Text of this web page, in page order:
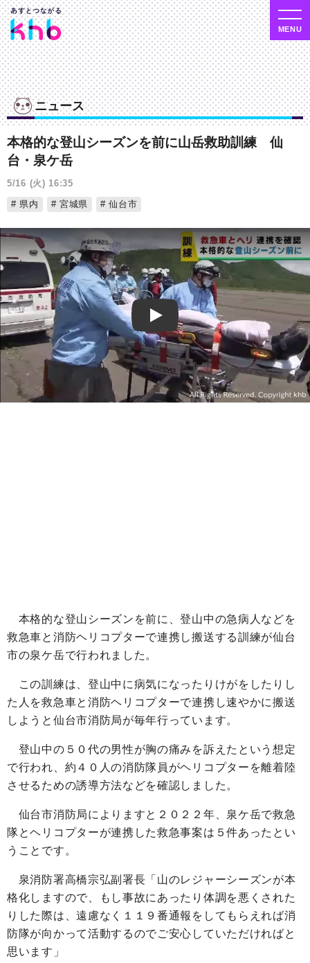
ニュース
本格的な登山シーズンを前に山岳救助訓練 仙
台・泉ケ岳
5/16 (火) 16:35
県内
宮城県 仙台市
Play
本格的な登山シーズンを前に、登山中の急病人などを
救急車と消防ヘリコプターで連携し搬送する訓練が仙台
市の泉ケ岳で行われました。
この訓練は、登山中に病気になったりけがをしたりし
た人を救急車と消防ヘリコプターで連携し速やかに搬送
しようと仙台市消防局が毎年行っています。
登山中の５０代の男性が胸の痛みを訴えたという想定
で行われ、約４０人の消防隊員がヘリコプターを離着陸
させるための誘導方法などを確認しました。
仙台市消防局によりますと２０２２年、泉ケ岳で救急
隊とヘリコプターが連携した救急事案は５件あったとい
うことです。
泉消防署高橋宗弘副署長「山のレジャーシーズンが本
格化しますので、もし事故にあったり体調を悪くされた
りした際は、遠慮なく１１９番通報をしてもらえれば消
防隊が向かって活動するのでご安心していただければと
思います」